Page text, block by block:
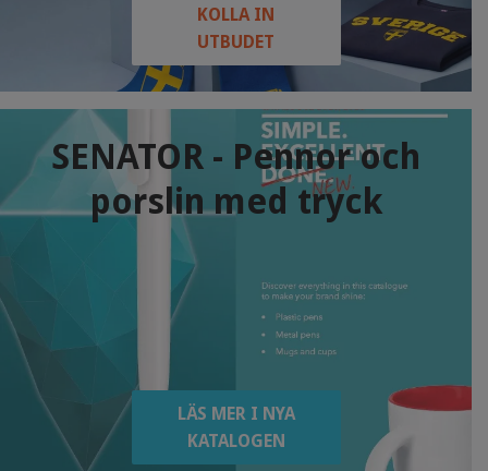
KOLLA IN
UTBUDET
SENATOR - Pennor och
porslin med tryck
LÄS MER I NYA
KATALOGEN